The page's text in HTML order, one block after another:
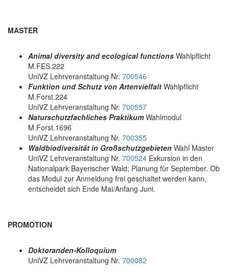
MASTER
Animal diversity and ecological functions Wahlpflicht
M.FES.222
UniVZ Lehrveranstaltung Nr. 700546
Funktion und Schutz von Artenvielfalt Wahlpflicht
M.Forst.224
UniVZ Lehrveranstaltung Nr. 700557
Naturschutzfachliches PraktikumWahlmodul
M.Forst.1696
UniVZ Lehrveranstaltung Nr. 700355
Waldbiodiversität in Großschutzgebieten Wahl Master
UniVZ Lehrveranstaltung Nr. 700524 Exkursion in den
Nationalpark Bayerischer Wald; Planung für September. Ob
das Modul zur Anmeldung frei geschaltet werden kann,
entscheidet sich Ende Mai/Anfang Juni.
PROMOTION
Doktoranden-Kolloquium
UniVZ Lehrveranstaltung Nr. 700082